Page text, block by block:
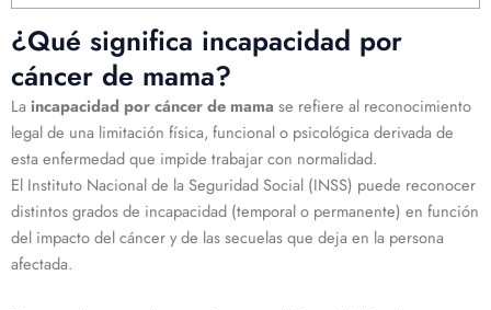
¿Qué significa incapacidad por
cáncer de mama?
La incapacidad por cáncer de mama se refiere al reconocimiento
legal de una limitación física, funcional o psicológica derivada de
esta enfermedad que impide trabajar con normalidad.
El Instituto Nacional de la Seguridad Social (INSS) puede reconocer
distintos grados de incapacidad (temporal o permanente) en función
del impacto del cáncer y de las secuelas que deja en la persona
afectada.